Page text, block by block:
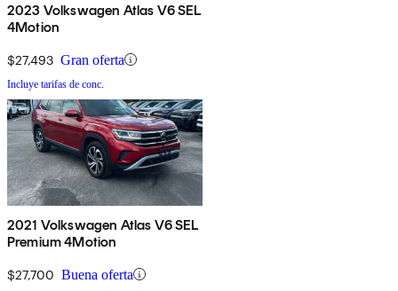
2023 Volkswagen Atlas V6 SEL
4Motion
$27,493 Gran oferta
Incluye tarifas de conc.
2021 Volkswagen Atlas V6 SEL
Premium 4Motion
$27,700 Buena oferta